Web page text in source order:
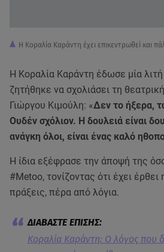
Η Κοραλία Καράντη έχει επικεντρωθεί και
Η Κοραλία Καράντη έδωσε μία
ζητήθηκε να σχολιάσει τη
Γιώργου Κιμούλη: «Δεν το ήξερα,
Ουδέν σχόλιον. Η δουλειά είναι
ανάγκη όλοι, είναι ένας καλό
Η ίδια εξέφρασε την άποψή της
#Metoo, τονίζοντας ότι έχει
πράξεις, πέρα από λόγια.
Κοραλία Καράντη: Ο λόγος που